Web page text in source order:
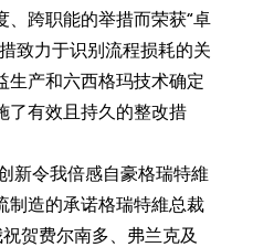
、跨职能的举措而荣获“卓
致力于识别流程损耗的关
生产和六西格玛技术确定
了有效且持久的整改措
新令我倍感自豪格瑞特維
制造的承诺格瑞特維总裁
贺费尔南多、弗兰克及